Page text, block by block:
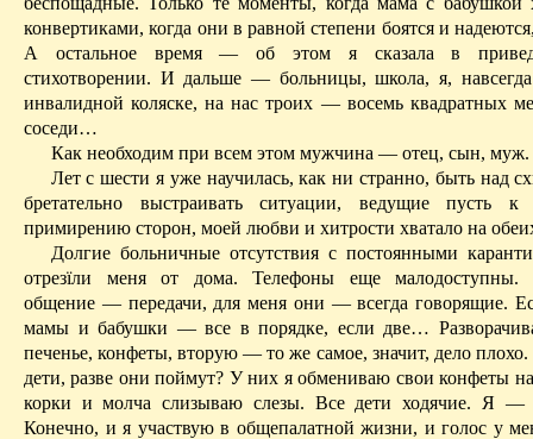
конвертиками, когда они в равной степени боятся и
А остальное время — об этом я сказала в
стихотворении. И дальше — больницы, школа, я, навсегда
инвалидной коляске, на нас троих — восемь квадратных
соседи…
Как необходим при всем этом мужчина — отец, сын, муж.
Лет с шести я уже научилась, как ни странно, быть над
бретательно выстраивать ситуации, ведущие пусть к
примирению сторон, моей любви и хитрости хватало на
Долгие больничные отсутствия с постоянными
отрезїли меня от дома. Телефоны еще малодоступны.
общение — передачи, для меня они — всегда говорящие.
мамы и бабушки — все в порядке, если две… Р
печенье, конфеты, вторую — то же самое, значит, дело плохо.
дети, разве они поймут? У них я обмениваю свои конфеты
корки и молча слизываю слезы. Все дети ходячие. Я
Конечно, и я участвую в общепалатной жизни, и голос у